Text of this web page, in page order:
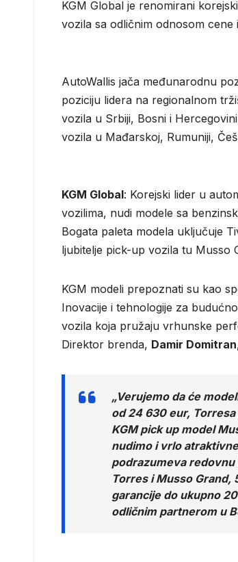
KGM Global je renomirani
vozila sa odličnim odnosom cene
AutoWallis jača međunarodnu
poziciju lidera na regionalnom
vozila u Srbiji, Bosni i
vozila u Mađarskoj, Rumuniji,
KGM Global: Korejski lider u
vozilima, nudi modele sa
Bogata paleta modela uključuje
ljubitelje pick-up vozila tu Musso
KGM modeli prepoznati su kao
Inovacije i tehnologije za
vozila koja pružaju vrhunske
Direktor brenda, Damir Domitran
„Verujemo da će
od 24 630 eur,
KGM pick up model
nudimo i vrlo
podrazumeva redovnu
Torres i Musso Grand,
garancije do ukupno
odličnim partnerom u